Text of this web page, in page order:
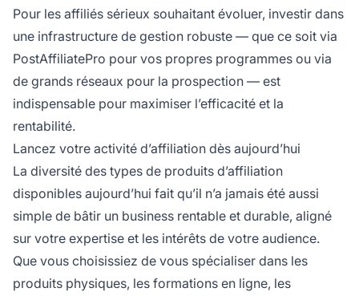
Pour les affiliés sérieux souhaitant évoluer, investir dans
une infrastructure de gestion robuste — que ce soit via
PostAffiliatePro pour vos propres programmes ou via
de grands réseaux pour la prospection — est
indispensable pour maximiser l’efficacité et la
rentabilité.
Lancez votre activité d’affiliation dès aujourd’hui
La diversité des types de produits d’affiliation
disponibles aujourd’hui fait qu’il n’a jamais été aussi
simple de bâtir un business rentable et durable, aligné
sur votre expertise et les intérêts de votre audience.
Que vous choisissiez de vous spécialiser dans les
produits physiques, les formations en ligne, les